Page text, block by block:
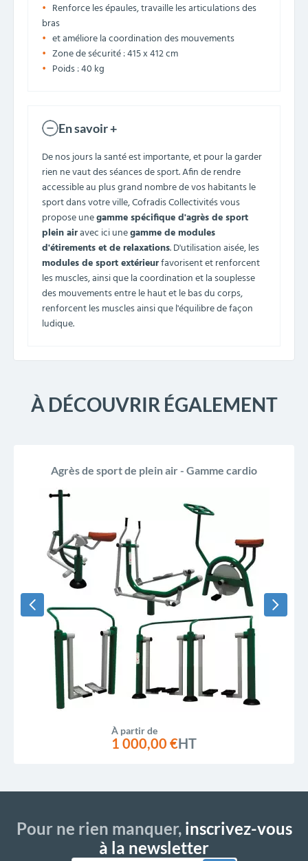
Renforce les épaules, travaille les articulations des
bras
et améliore la coordination des mouvements
Zone de sécurité : 415 x 412 cm
Poids : 40 kg
En savoir +
De nos jours la santé est importante, et pour la garder
rien ne vaut des séances de sport. Afin de rendre
accessible au plus grand nombre de vos habitants le
sport dans votre ville, Cofradis Collectivités vous
propose unegamme spécifique d'agrès de sport
plein airavec ici unegamme de modules
d'étirements et de relaxations. D'utilisation aisée, les
modules de sport extérieurfavorisent et renforcent
les muscles, ainsi que la coordination et la souplesse
des mouvements entre le haut et le bas du corps,
renforcent les muscles ainsi que l'équilibre de façon
ludique.
À DÉCOUVRIR ÉGALEMENT
Agrès de sport de plein air - Gamme cardio
À partir de
1 000,00 €HT
Pour ne rien manquer,inscrivez-vous
à la newsletter